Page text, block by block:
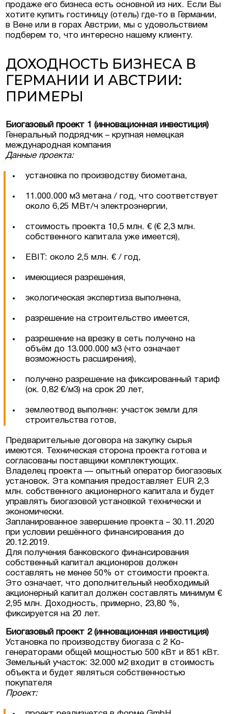
продаже его бизнеса есть основной из них. Если Вы
хотите купить гостиницу (отель) где-то в Германии,
в Вене или в горах Австрии, мы с удовольствием
подберем то, что интересно нашему клиенту.
ДОХОДНОСТЬ БИЗНЕСА В
ГЕРМАНИИ И АВСТРИИ:
ПРИМЕРЫ
Биогазовый проект 1 (инновационная инвестиция)
Генеральный подрядчик – крупная немецкая
международная компания
Данные проекта:
установка по производству биометана,
11.000.000 м3 метана / год, что соответствует
около 6,25 МВт/ч электроэнергии,
стоимость проекта 10,5 млн. € (€ 2,3 млн.
собственного капитала уже имеется),
EBIT: около 2,5 млн. € / год,
имеющиеся разрешения,
экологическая экспертиза выполнена,
разрешение на строительство имеется,
разрешение на врезку в сеть получено на
объём до 13.000.000 м3 (что означает
возможность расширения),
получено разрешение на фиксированный тариф
(ок. 0,82 €/м3) на срок 20 лет,
землеотвод выполнен: участок земли для
строительства готов,
Предварительные договора на закупку сырья
имеются. Техническая сторона проекта готова и
согласованы поставщики комплектующих.
Владелец проекта — опытный оператор биогазовых
установок. Эта компания предоставляет EUR 2,3
млн. собственного акционерного капитала и будет
управлять биогазовой установкой технически и
экономически.
Запланированное завершение проекта – 30.11.2020
при условии решённого финансирования до
20.12.2019.
Для получения банковского финансирования
собственный капитал акционеров должен
составлять не менее 50% от стоимости проекта.
Это означает, что дополнительный необходимый
акционерный капитал должен составлять минимум €
2,95 млн. Доходность, примерно, 23,80 %,
фиксируется на 20 лет.
Биогазовый проект 2(инновационная инвестиция)
Установка по производству биогаза с 2 Ко-
генераторами общей мощностью 500 кВт и 851 кВт.
Земельный участок: 32.000 м2 входит в стоимость
объекта и будет являться собственностью
покупателя
Проект: